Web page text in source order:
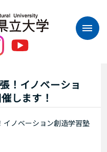
！イノベーショ
します！
イノベーション創造学習塾